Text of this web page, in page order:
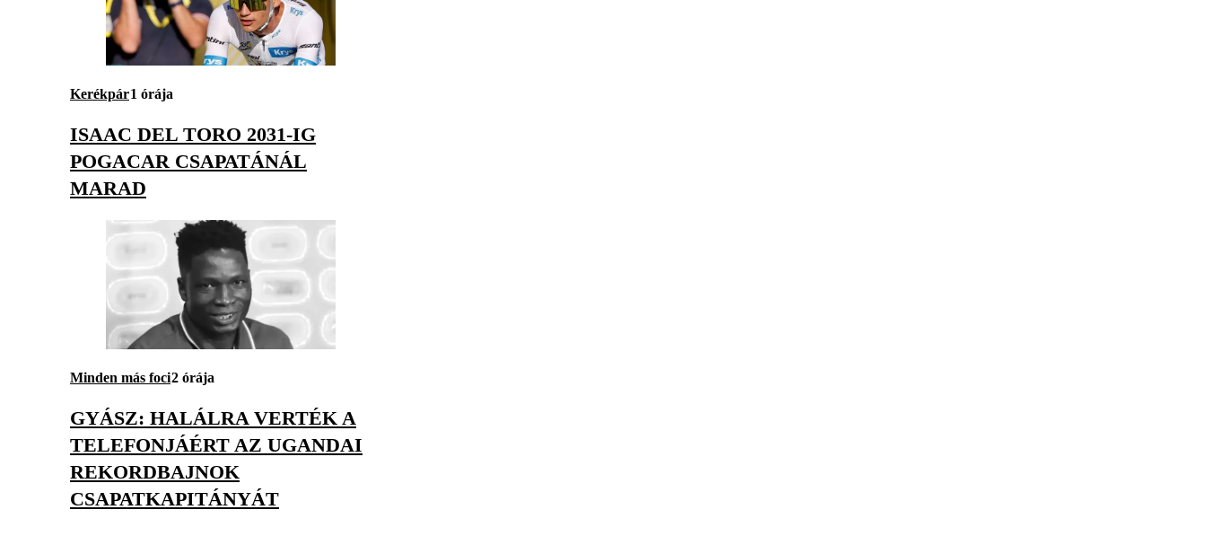
Kerékpár1 órája
ISAAC DEL TORO 2031-IG
POGACAR CSAPATÁNÁL
MARAD
Minden más foci2 órája
GYÁSZ: HALÁLRA VERTÉK A
TELEFONJÁÉRT AZ UGANDAI
REKORDBAJNOK
CSAPATKAPITÁNYÁT